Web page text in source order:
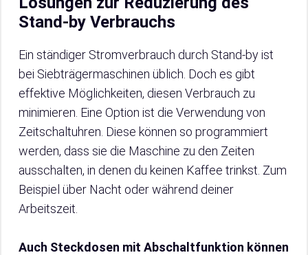
Stand-by Verbrauchs
Ein ständiger Stromverbrauch durch Stand-by ist
bei Siebträgermaschinen üblich. Doch es gibt
effektive Möglichkeiten, diesen Verbrauch zu
minimieren. Eine Option ist die Verwendung von
Zeitschaltuhren. Diese können so programmiert
werden, dass sie die Maschine zu den Zeiten
ausschalten, in denen du keinen Kaffee trinkst. Zum
Beispiel über Nacht oder während deiner
Arbeitszeit.
Auch Steckdosen mit Abschaltfunktion können